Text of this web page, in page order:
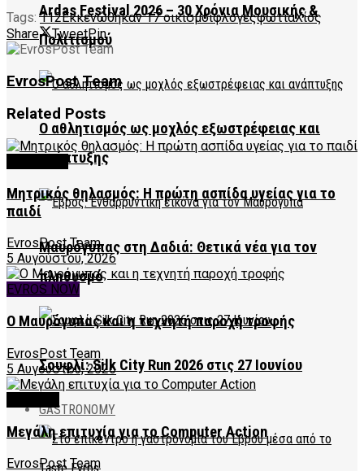
Ardas Festival 2026 – 30 Χρόνια Μουσικής &
Πολιτισμού
Ο αθλητισμός ως μοχλός εξωστρέφειας και
ανάπτυξης
Μαυρόγυπας στη Δαδιά: Θετικά νέα για τον
πληθυσμό
Σουφλί: Silk City Run 2026 στις 27 Ιουνίου
GASTRONOMY
Tags: 112Εκκενώθηκαν 17 οικισμοίφλόγεςφωτιάΧίος
Share
TweetPin
EvrosPost Team
Related Posts
Μητρικός θηλασμός: Η πρώτη ασπίδα υγείας για το
παιδί
EvrosPost Team
5 Αυγούστου, 2026
EVROS NOW
Ο Μαυρόγυπας και η τεχνητή παροχή τροφής
EvrosPost Team
5 Αυγούστου, 2026
Μεγάλη επιτυχία για το Computer Action
EvrosPost Team